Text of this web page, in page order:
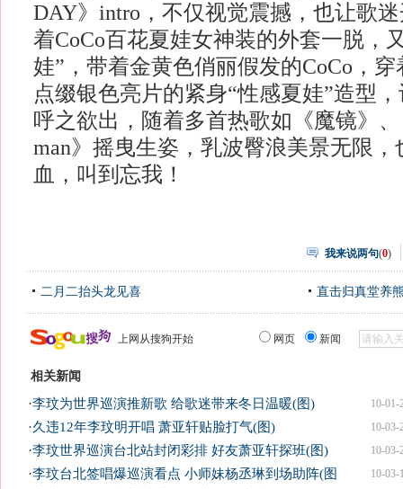
DAY》intro，不仅视觉震撼，也让歌
着CoCo百花夏娃女神装的外套一脱，
娃”，带着金黄色俏丽假发的CoCo，
点缀银色亮片的紧身“性感夏娃”造型
呼之欲出，随着多首热歌如《魔镜》
man》摇曳生姿，乳波臀浪美景无限
血，叫到忘我！
我来说两句(0)
二月二抬头龙见喜 直击归真堂养
上网从搜狗开始 网页 新闻
相关新闻
10-01-
·李玟为世界巡演推新歌 给歌迷带来冬日温暖(图)
10-03-
·久违12年李玟明开唱 萧亚轩贴脸打气(图)
10-03-
·李玟世界巡演台北站封闭彩排 好友萧亚轩探班(图)
10-03-
·李玟台北签唱爆巡演看点 小师妹杨丞琳到场助阵(图